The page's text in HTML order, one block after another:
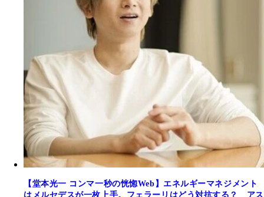
【堂本光一 コンマ一秒の恍惚Web】エネルギーマネジメント
はメルセデスが一枚上手。フェラーリはどう対抗する？ アス